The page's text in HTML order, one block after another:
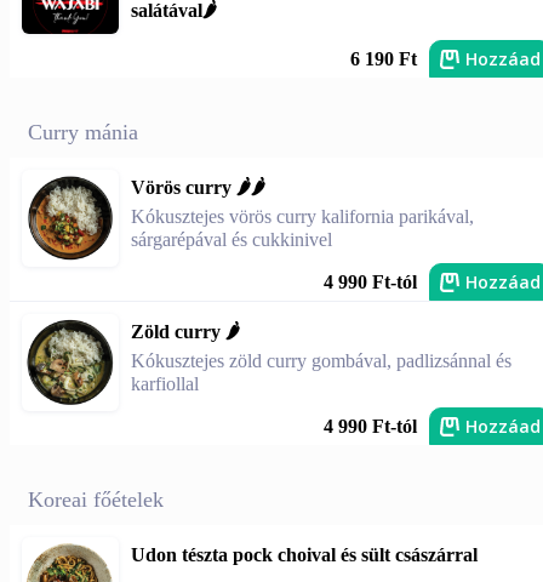
salátával🌶️
6 190 Ft Hozzáad
Curry mánia
Vörös curry 🌶️🌶️
Kókusztejes vörös curry kalifornia parikával,
sárgarépával és cukkinivel
4 990 Ft-tól Hozzáad
Zöld curry 🌶️
Kókusztejes zöld curry gombával, padlizsánnal és
karfiollal
4 990 Ft-tól Hozzáad
Koreai főételek
Udon tészta pock choival és sült császárral